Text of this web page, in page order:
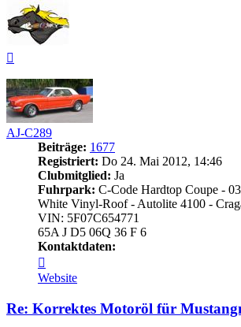
AJ-C289
Beiträge: 1677
Registriert: Do 24. Mai 2012, 14:46
Clubmitglied: Ja
Fuhrpark: C-Code Hardtop Coupe -
White Vinyl-Roof - Autolite 4100 -
VIN: 5F07C654771
65A J D5 06Q 36 F 6
Kontaktdaten:
von
AJ-
C289
Website
Re: Korrektes Motoröl für